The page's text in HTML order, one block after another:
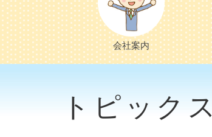
会社案内
トピックス